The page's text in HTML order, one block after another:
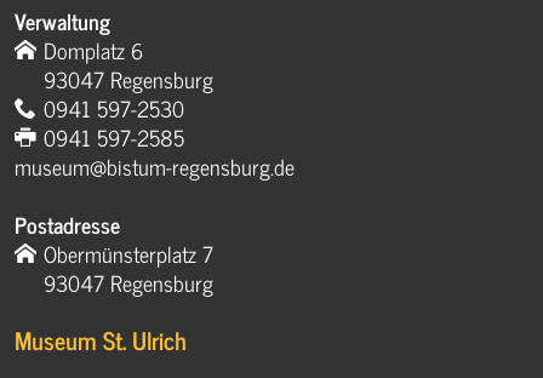
Verwaltung
Domplatz 6
93047 Regensburg
0941 597-2530
0941 597-2585
museum@bistum-regensburg.de
Postadresse
Obermünsterplatz 7
93047 Regensburg
Museum St. Ulrich